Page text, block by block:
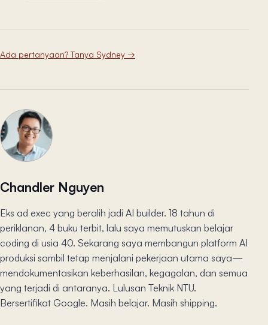
Ada pertanyaan? Tanya Sydney →
Chandler Nguyen
Eks ad exec yang beralih jadi AI builder. 18 tahun di
periklanan, 4 buku terbit, lalu saya memutuskan belajar
coding di usia 40. Sekarang saya membangun platform AI
produksi sambil tetap menjalani pekerjaan utama saya—
mendokumentasikan keberhasilan, kegagalan, dan semua
yang terjadi di antaranya. Lulusan Teknik NTU.
Bersertifikat Google. Masih belajar. Masih shipping.